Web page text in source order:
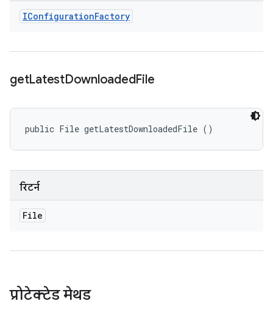
IConfigurationFactory
getLatestDownloadedFile
public File getLatestDownloadedFile ()
रिटर्न
File
प्रोटेक्टेड मेथड